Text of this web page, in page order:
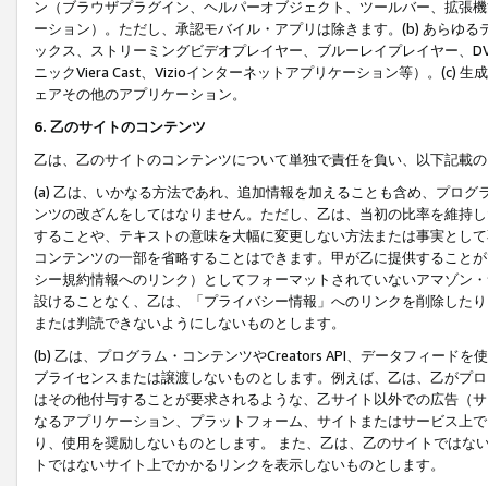
ン（ブラウザプラグイン、ヘルパーオブジェクト、ツールバー、拡張
ーション）。ただし、承認モバイル・アプリは除きます。(b) あらゆ
ックス、ストリーミングビデオプレイヤー、ブルーレイプレイヤー、
ニックViera Cast、Vizioインターネットアプリケーション等）。(c)
ェアその他のアプリケーション。
6. 乙のサイトのコンテンツ
乙は、乙のサイトのコンテンツについて単独で責任を負い、以下記載
(a) 乙は、いかなる方法であれ、追加情報を加えることも含め、プロ
ンツの改ざんをしてはなりません。ただし、乙は、当初の比率を維持
することや、テキストの意味を大幅に変更しない方法または事実とし
コンテンツの一部を省略することはできます。甲が乙に提供すること
シー規約情報へのリンク）としてフォーマットされていないアマゾン
設けることなく、乙は、「プライバシー情報」へのリンクを削除した
または判読できないようにしないものとします。
(b) 乙は、プログラム・コンテンツやCreators API、データフィード
ブライセンスまたは譲渡しないものとします。例えば、乙は、乙がプ
はその他付与することが要求されるような、乙サイト以外での広告（
なるアプリケーション、プラットフォーム、サイトまたはサービス上
り、使用を奨励しないものとします。 また、乙は、乙のサイトでは
トではないサイト上でかかるリンクを表示しないものとします。